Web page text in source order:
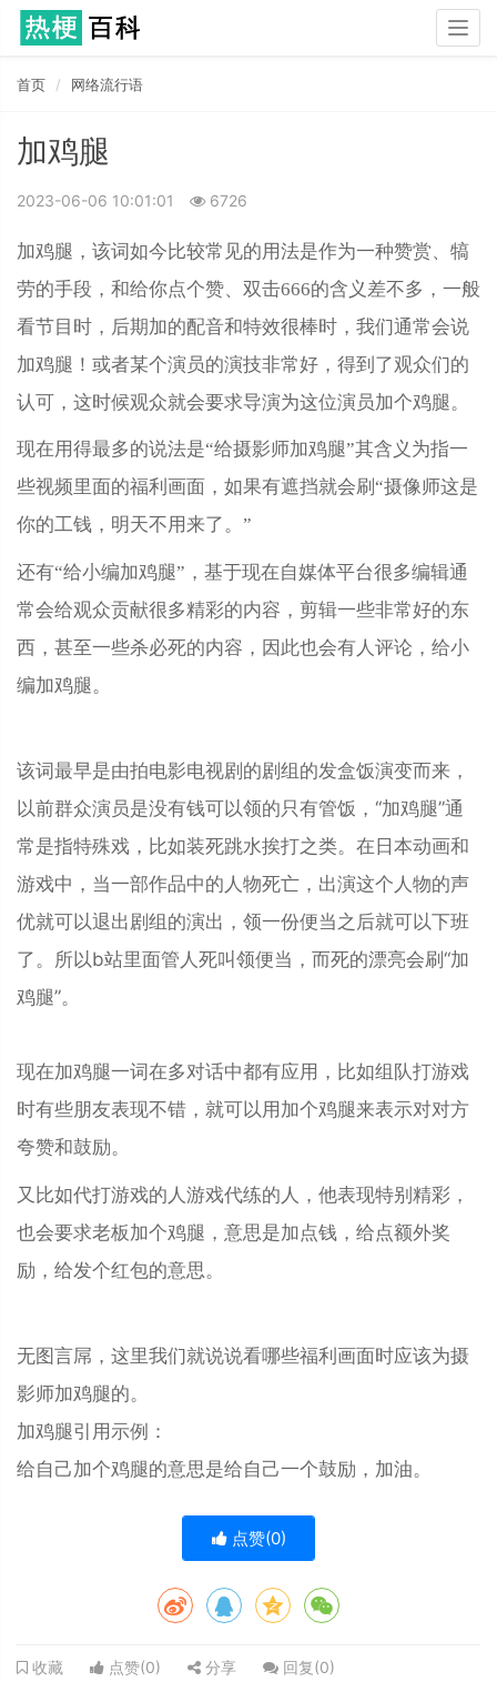
首页 网络流行语
加鸡腿
2023-06-06 10:01:01 6726
加鸡腿，该词如今比较常见的用法是作为一种赞赏、犒
劳的手段，和给你点个赞、双击666的含义差不多，一般
看节目时，后期加的配音和特效很棒时，我们通常会说
加鸡腿！或者某个演员的演技非常好，得到了观众们的
认可，这时候观众就会要求导演为这位演员加个鸡腿。
现在用得最多的说法是“给摄影师加鸡腿”其含义为指一
些视频里面的福利画面，如果有遮挡就会刷“摄像师这是
你的工钱，明天不用来了。”
还有“给小编加鸡腿”，基于现在自媒体平台很多编辑通
常会给观众贡献很多精彩的内容，剪辑一些非常好的东
西，甚至一些杀必死的内容，因此也会有人评论，给小
编加鸡腿。
该词最早是由拍电影电视剧的剧组的发盒饭演变而来，
以前群众演员是没有钱可以领的只有管饭，“加鸡腿”通
常是指特殊戏，比如装死跳水挨打之类。在日本动画和
游戏中，当一部作品中的人物死亡，出演这个人物的声
优就可以退出剧组的演出，领一份便当之后就可以下班
了。所以b站里面管人死叫领便当，而死的漂亮会刷“加
鸡腿”。
现在加鸡腿一词在多对话中都有应用，比如组队打游戏
时有些朋友表现不错，就可以用加个鸡腿来表示对对方
夸赞和鼓励。
又比如代打游戏的人游戏代练的人，他表现特别精彩，
也会要求老板加个鸡腿，意思是加点钱，给点额外奖
励，给发个红包的意思。
无图言屌，这里我们就说说看哪些福利画面时应该为摄
影师加鸡腿的。
加鸡腿引用示例：
给自己加个鸡腿的意思是给自己一个鼓励，加油。
点赞(0)
收藏 点赞(0) 分享 回复(0)